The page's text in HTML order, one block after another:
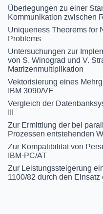
Überlegungen zu einer
Kommunikation zwischen
Uniqueness Theorems for
Problems
Untersuchungen zur
von S. Winograd und V.
Matrizenmultiplikation
Vektorisierung eines
IBM 3090/VF
Vergleich der
III
Zur Ermittlung der bei
Prozessen entstehenden
Zur Kompatibilität von
IBM-PC/AT
Zur Leistungssteigerung
1100/82 durch den